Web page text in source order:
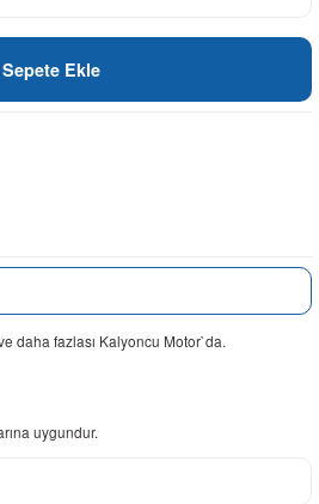
Sepete Ekle
daha fazlası Kalyoncu Motor`da.
uygundur.